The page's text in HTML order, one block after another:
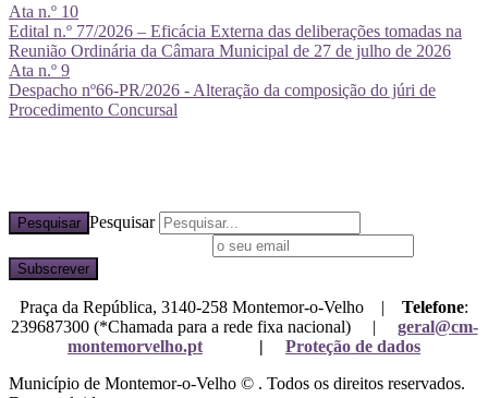
Ata n.º 10
Edital n.º 77/2026 – Eficácia Externa das deliberações tomadas na
Reunião Ordinária da Câmara Municipal de 27 de julho de 2026
Ata n.º 9
Despacho nº66-PR/2026 - Alteração da composição do júri de
Procedimento Concursal
Pesquisar Pesquisar
Praça da República, 3140-258 Montemor-o-Velho | Telefone:
239687300 (*Chamada para a rede fixa nacional) | geral@cm-
montemorvelho.pt
| Proteção de dados
Município de Montemor-o-Velho © . Todos os direitos reservados.